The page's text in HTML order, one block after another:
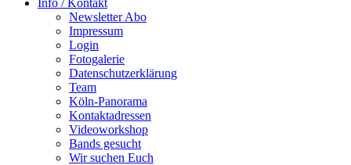
Info / Kontakt
Newsletter Abo
Impressum
Login
Fotogalerie
Datenschutzerklärung
Team
Köln-Panorama
Kontaktadressen
Videoworkshop
Bands gesucht
Wir suchen Euch